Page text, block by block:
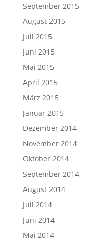
September 2015
August 2015
Juli 2015
Juni 2015
Mai 2015
April 2015
März 2015
Januar 2015
Dezember 2014
November 2014
Oktober 2014
September 2014
August 2014
Juli 2014
Juni 2014
Mai 2014